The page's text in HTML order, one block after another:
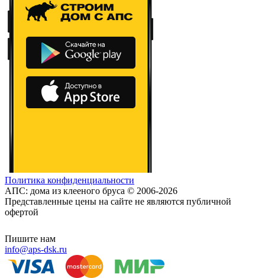
Политика конфиденциальности
АПС: дома из клееного бруса © 2006-2026
Представленные цены на сайте не являются публичной
офертой
Пишите нам
info@aps-dsk.ru